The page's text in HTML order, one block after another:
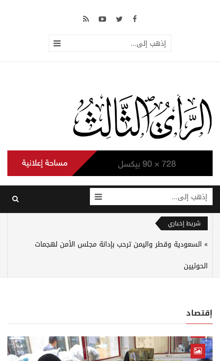
إذهب إلى...
إذهب إلى...
شريط إخباري
السعودية وقطر واليمن ترحب بإدانة مجلس الأمن لهجمات
الحوثيين
إقتصاد